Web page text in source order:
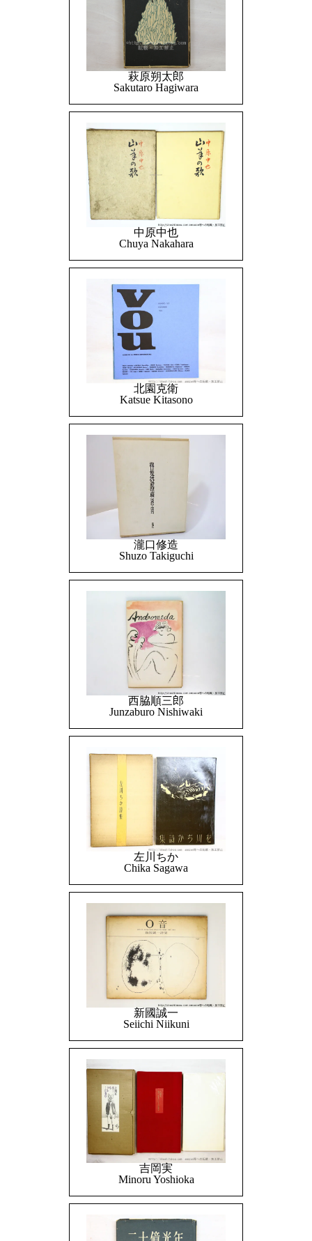
萩原朔太郎
Sakutaro Hagiwara
中原中也
Chuya Nakahara
北園克衛
Katsue Kitasono
瀧口修造
Shuzo Takiguchi
西脇順三郎
Junzaburo Nishiwaki
左川ちか
Chika Sagawa
新國誠一
Seiichi Niikuni
吉岡実
Minoru Yoshioka